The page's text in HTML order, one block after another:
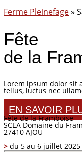
Ferme Pleinefage»
Fête
de la
Lorem ipsum dolor sit
tellus, luctus nec
EN SAVOIR
Fête de la Framboise
SCEA Domaine du
27410 AJOU
> du 5 au 6 juillet 2025